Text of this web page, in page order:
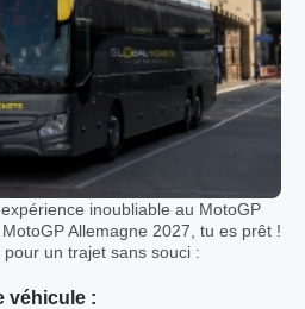
inoubliable au MotoGP
Allemagne 2027, tu es prêt !
un trajet sans souci :
véhicule :